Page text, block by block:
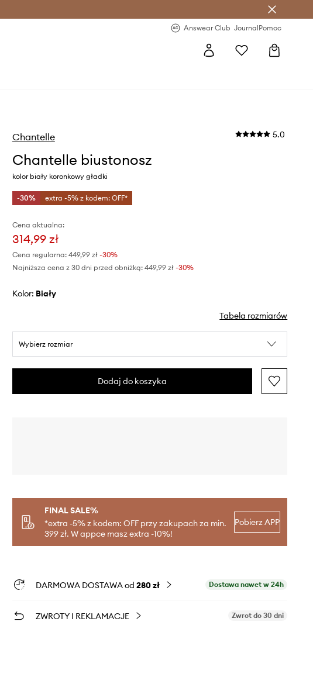
Answear Club JournalPomoc
Chantelle 5.0
Chantelle biustonosz
kolor biały koronkowy gładki
-30% extra -5% z kodem: OFF*
Cena aktualna:
314,99 zł
Cena regularna: 449,99 zł-30%
Najniższa cena z 30 dni przed obniżką: 449,99 zł -30%
Kolor: biały
Tabela rozmiarów
Wybierz rozmiar
Dodaj do koszyka
FINAL SALE%
*extra -5% z kodem: OFF przy zakupach za min.
399 zł. W appce masz extra -10%!
Pobierz APP
DARMOWA DOSTAWA od 280 zł Dostawa nawet w 24h
ZWROTY I REKLAMACJE Zwrot do 30 dni